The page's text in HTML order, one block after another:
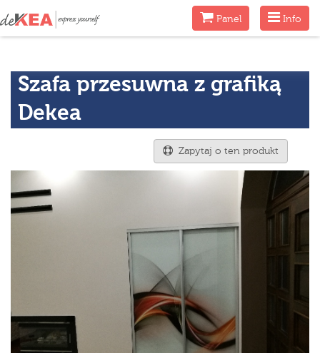
Menu
Info
MenuPanel
Szafa przesuwna z grafiką
Dekea
Zapytaj o ten produkt